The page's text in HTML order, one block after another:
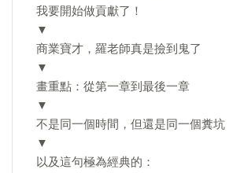
我要開始做貢獻了！
▼
商業寶才，羅老師真是撿到鬼了
▼
畫重點：從第一章到最後一章
▼
不是同一個時間，但還是同一個糞坑
▼
以及這句極為經典的：